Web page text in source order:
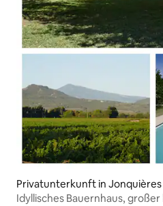
Privatunterkunft in Jonquières
Idyllisches Bauernhaus,